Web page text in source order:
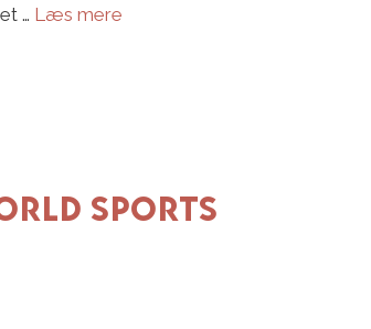
… Læs mere
Sports